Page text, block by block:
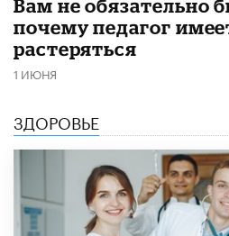
​Вам не обязательно
почему педагог
растеряться
1 ИЮНЯ
ЗДОРОВЬЕ